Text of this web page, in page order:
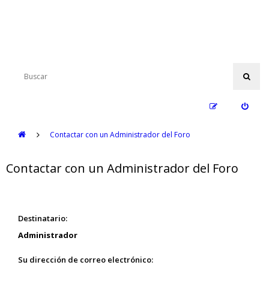
Contactar con un Administrador del Foro
Contactar con un Administrador del Foro
Destinatario:
Administrador
Su dirección de correo electrónico: